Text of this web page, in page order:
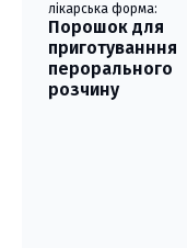
лікарська форма:
Порошок для
приготуванння
перорального
розчину